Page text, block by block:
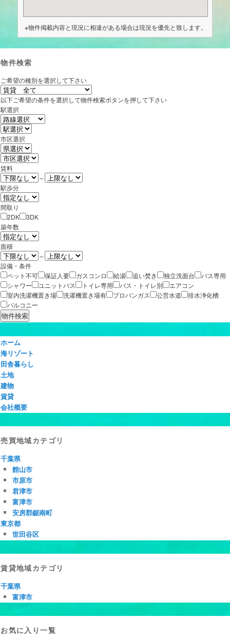
※物件掲載内容と現況に相違がある場合は現況を優先と致します。
物件検索
ご希望の種別を選択して下さい
以下ご希望の条件を選択して物件検索ボタンを押して下さい
駅選択
市区選択
賃料
～
駅歩分
間取り
2DK
3DK
築年数
面積
～
設備・条件
ペット不可
保証人要 ガスコンロ 給湯 追い焚き 独立洗面台
バス専用
シャワー
ユニットバス トイレ専用 バス・トイレ別
エアコン
室内洗濯機置き場
洗濯機置き場有 プロパンガス 公営水道
排水浄化槽
バルコニー
ホーム
海リゾート
田舎暮らし
土地
建物
賃貸
会社概要
売買地域カテゴリ
千葉県
館山市
市原市
君津市
富津市
安房郡鋸南町
東京都
世田谷区
賃貸地域カテゴリ
千葉県
富津市
お気に入り一覧